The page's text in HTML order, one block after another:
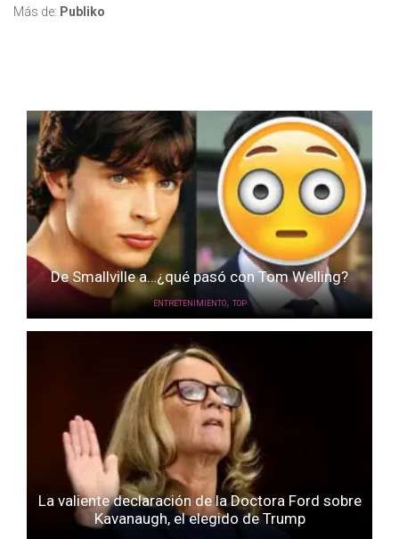
Más de: Publiko
De Smallville a…¿qué pasó con Tom Welling?
ENTRETENIMIENTO, TOP
La valiente declaración de la Doctora Ford sobre
Kavanaugh, el elegido de Trump